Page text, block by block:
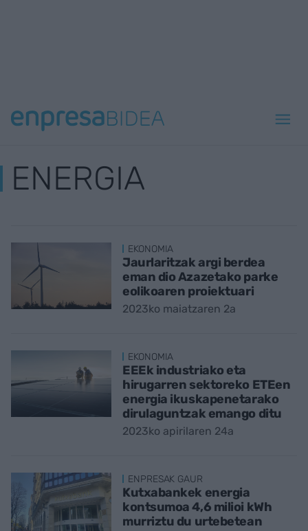
ENERGIA
EKONOMIA
Jaurlaritzak argi berdea
eman dio Azazetako parke
eolikoaren proiektuari
2023ko maiatzaren 2a
EKONOMIA
EEEk industriako eta
hirugarren sektoreko ETEen
energia ikuskapenetarako
dirulaguntzak emango ditu
2023ko apirilaren 24a
ENPRESAK GAUR
Kutxabankek energia
kontsumoa 4,6 milioi kWh
murriztu du urtebetean